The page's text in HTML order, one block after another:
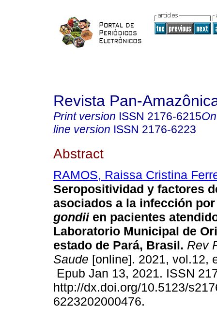
Revista Pan-
Print version ISSN 2176-6215
line version ISSN 2176-6223
Abstract
RAMOS, Raissa Cristina
Seropositividad y factores
asociados a la infección
gondiien pacientes
Laboratorio Municipal de
estado de Pará, Brasil. Rev
Saude [online]. 2021, vol.12,
Epub Jan 13, 2021. ISSN
http://dx.doi.org/10.5123/
6223202000476.